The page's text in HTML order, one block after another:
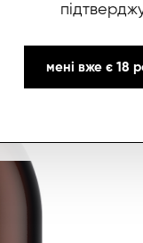
мені вже є 18